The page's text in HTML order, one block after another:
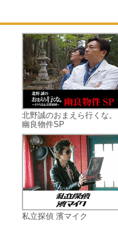
北野誠のおまえら行くな。
幽良物件SP
私立探偵 濱マイク